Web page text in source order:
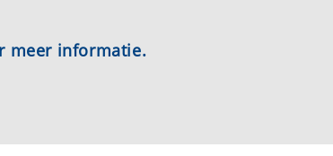
meer informatie.